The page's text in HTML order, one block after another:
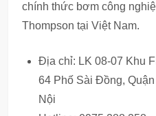
chính thức bơm công
Thompson tại Việt Nam.
Địa chỉ: LK 08-07 Khu
64 Phố Sài Đồng,
Nội